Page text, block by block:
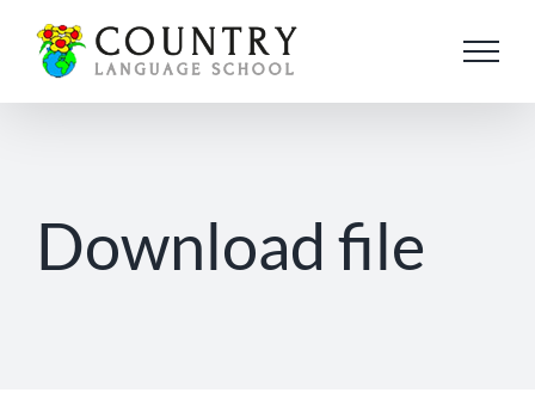
contenuto
Download file